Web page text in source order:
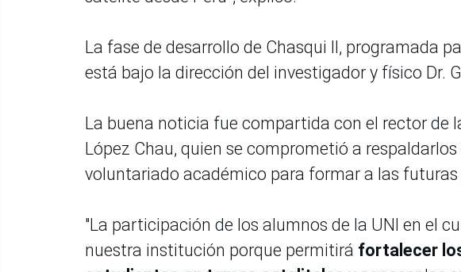
La fase de desarrollo de Chasqui II, programada
está bajo la dirección del investigador y físico Dr.
La buena noticia fue compartida con el rector de
López Chau, quien se comprometió a
voluntariado académico para formar a las futuras
"La participación de los alumnos de la UNI en el
nuestra institución porque permitirá fortalecer